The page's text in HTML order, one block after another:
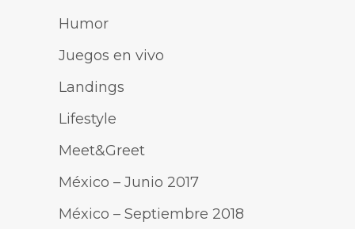
Humor
Juegos en vivo
Landings
Lifestyle
Meet&Greet
México – Junio 2017
México – Septiembre 2018